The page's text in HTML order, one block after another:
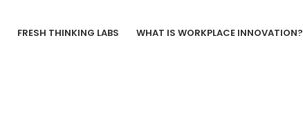
FRESH THINKING LABS WHAT IS WORKPLACE INNOVATION?